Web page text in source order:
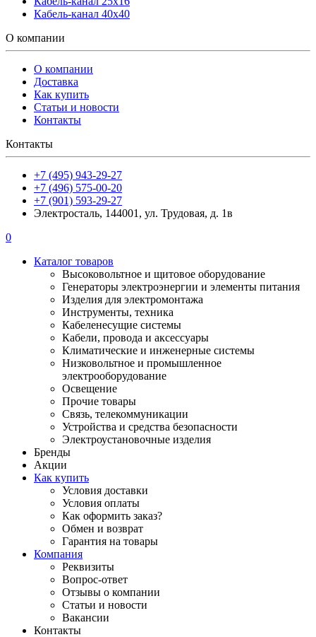
Кабель-канал 40х40
О компании
О компании
Доставка
Как купить
Статьи и новости
Контакты
Контакты
+7 (495) 943-29-27
+7 (496) 575-00-20
+7 (901) 593-29-27
Электросталь, 144001, ул. Трудовая, д. 1в
0
Каталог товаров
Высоковольтное и щитовое оборудование
Генераторы электроэнергии и элементы питания
Изделия для электромонтажа
Инструменты, техника
Кабеленесущие системы
Кабели, провода и аксессуары
Климатические и инженерные системы
Низковольтное и промышленное
электрооборудование
Освещение
Прочие товары
Связь, телекоммуникации
Устройства и средства безопасности
Электроустановочные изделия
Бренды
Акции
Как купить
Условия доставки
Условия оплаты
Как оформить заказ?
Обмен и возврат
Гарантия на товары
Компания
Реквизиты
Вопрос-ответ
Отзывы о компании
Статьи и новости
Вакансии
Контакты